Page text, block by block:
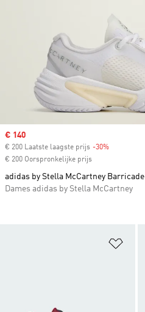
Sale price
€ 140
€ 200 Laatste laagste prijs -30%
€ 200 Oorspronkelijke prijs
adidas by Stella McCartney Barricade
Dames adidas by Stella McCartney